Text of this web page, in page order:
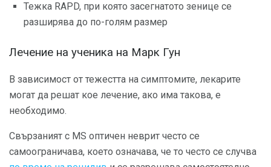
Тежка RAPD, при която засегнатото зенице се
разширява до по-голям размер
Лечение на ученика на Марк Гун
В зависимост от тежестта на симптомите, лекарите
могат да решат кое лечение, ако има такова, е
необходимо.
Свързаният с MS оптичен неврит често се
самоограничава, което означава, че то често се случва